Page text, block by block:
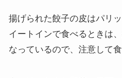
揚げられた餃子の皮はパリ
イートインで食べるときは
なっているので、注意して